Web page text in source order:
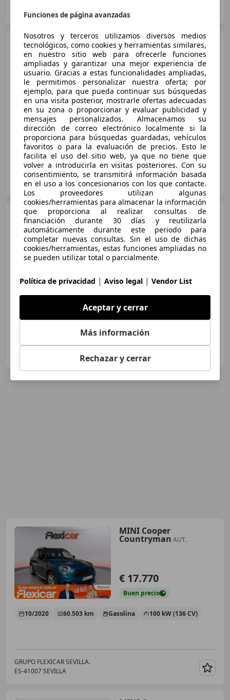
ES-41007 Sevilla
MINI Cooper
Countryman AUT.
€ 12.584
Buen precio
09/2018 177.764 km Gasolina 100 kW (136 CV)
OCASIONPLUS SEVILLA CENTRO II
ES-41007 Sevilla
MINI Cooper
CountrymanSD AUT.
€ 12.491
Buen
precio
05/2017 215.991 km Diésel 140 kW (190 CV)
OCASIONPLUS SEVILLA CENTRO II
MINI Cooper
Countryman AUT.
€ 17.770
Buen precio
10/2020 60.503 km Gasolina 100 kW (136 CV)
GRUPO FLEXICAR SEVILLA.
ES-41007 SEVILLA
Funciones de página avanzadas
Nosotros y terceros utilizamos diversos medios
tecnológicos, como cookies y herramientas similares,
en nuestro sitio web para ofrecerle funciones
ampliadas y garantizar una mejor experiencia de
usuario. Gracias a estas funcionalidades ampliadas,
le permitimos personalizar nuestra oferta; por
ejemplo, para que pueda continuar sus búsquedas
en una visita posterior, mostrarle ofertas adecuadas
en su zona o proporcionar y evaluar publicidad y
mensajes personalizados. Almacenamos su
dirección de correo electrónico localmente si la
proporciona para búsquedas guardadas, vehículos
favoritos o para la evaluación de precios. Esto le
facilita el uso del sitio web, ya que no tiene que
volver a introducirla en visitas posteriores. Con su
consentimiento, se transmitirá información basada
en el uso a los concesionarios con los que contacte.
Los proveedores utilizan algunas
cookies/herramientas para almacenar la información
que proporciona al realizar consultas de
financiación durante 30 días y reutilizarla
automáticamente durante este periodo para
completar nuevas consultas. Sin el uso de dichas
cookies/herramientas, estas funciones ampliadas no
se pueden utilizar total o parcialmente.
Política de privacidad | Aviso legal | Vendor List
Aceptar y cerrar
Más información
Rechazar y cerrar